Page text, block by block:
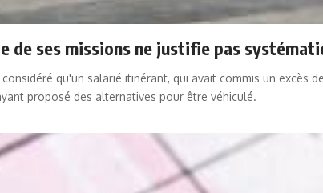
de ses missions ne justifie pas
qu'un salarié itinérant, qui avait commis un excès
proposé des alternatives pour être véhiculé.